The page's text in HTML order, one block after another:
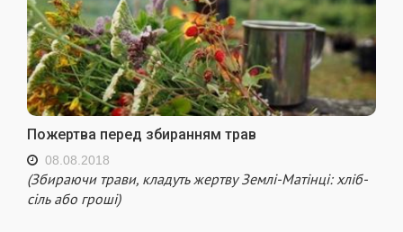
Пожертва перед збиранням трав
08.08.2018
(Збираючи трави, кладуть жертву Землі-Матінці: хліб-
сіль або гроші)